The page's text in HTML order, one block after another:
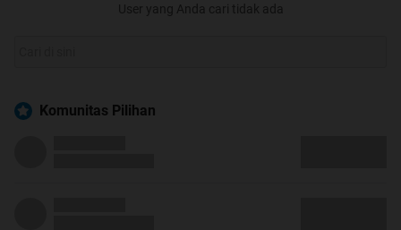
User yang Anda cari tidak ada
Komunitas Pilihan